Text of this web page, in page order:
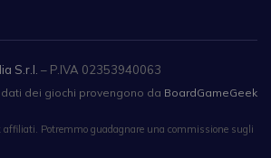
S.r.l. – P.IVA 02353940063
dati dei giochi provengono da BoardGameGeek
affiliati. Potremmo guadagnare una commissione sugli